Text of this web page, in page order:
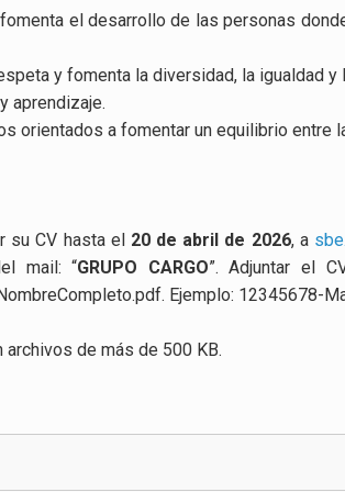
fomenta el desarrollo de las personas
y fomenta la diversidad, la igualdad y
aprendizaje.
orientados a fomentar un equilibrio entre
su CV hasta el 20 de abril de 2026, a
mail: “GRUPO CARGO”. Adjuntar el
Ejemplo: 12345678-
archivos de más de 500 KB.